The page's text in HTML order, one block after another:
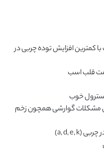
افزایش وزن گیری اسب های لاغر و ضعیف با کمترین افزایش توده چربی در